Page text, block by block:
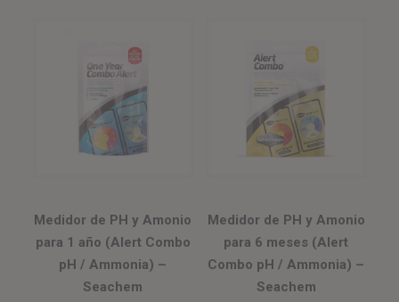
Medidor de PH y Amonio
para 1 año (Alert Combo
pH / Ammonia) –
Seachem
Medidor de PH y Amonio
para 6 meses (Alert
Combo pH / Ammonia) –
Seachem